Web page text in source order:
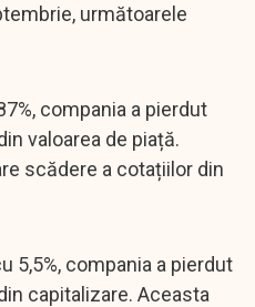
următoarele
compania a pierdut
valoarea de piață.
scădere a cotațiilor din
5,5%, compania a pierdut
capitalizare. Aceasta